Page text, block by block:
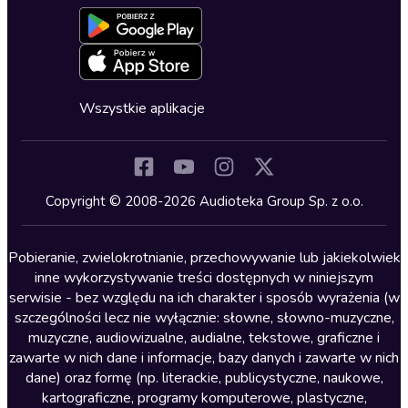
Dla młodzieży
Kryminały
Lektury szkolne
Literatura anglojęzyczna
Literatura faktu
Literatura obyczajowa
Literatura piękna obca
Literatura piękna polska
Formularz zgłaszania nielegalnych treści
Deklaracja dostępności
Oferta dla firm i bibliotek
Blog
Zapowiedzi
Cykle audiobooków
Wszystkie aplikacje
Copyright © 2008-2026 Audioteka Group Sp. z o.o.
Pobieranie, zwielokrotnianie, przechowywanie lub jakiekolwiek
inne wykorzystywanie treści dostępnych w niniejszym
serwisie - bez względu na ich charakter i sposób wyrażenia (w
szczególności lecz nie wyłącznie: słowne, słowno-muzyczne,
muzyczne, audiowizualne, audialne, tekstowe, graficzne i
zawarte w nich dane i informacje, bazy danych i zawarte w nich
dane) oraz formę (np. literackie, publicystyczne, naukowe,
kartograficzne, programy komputerowe, plastyczne,